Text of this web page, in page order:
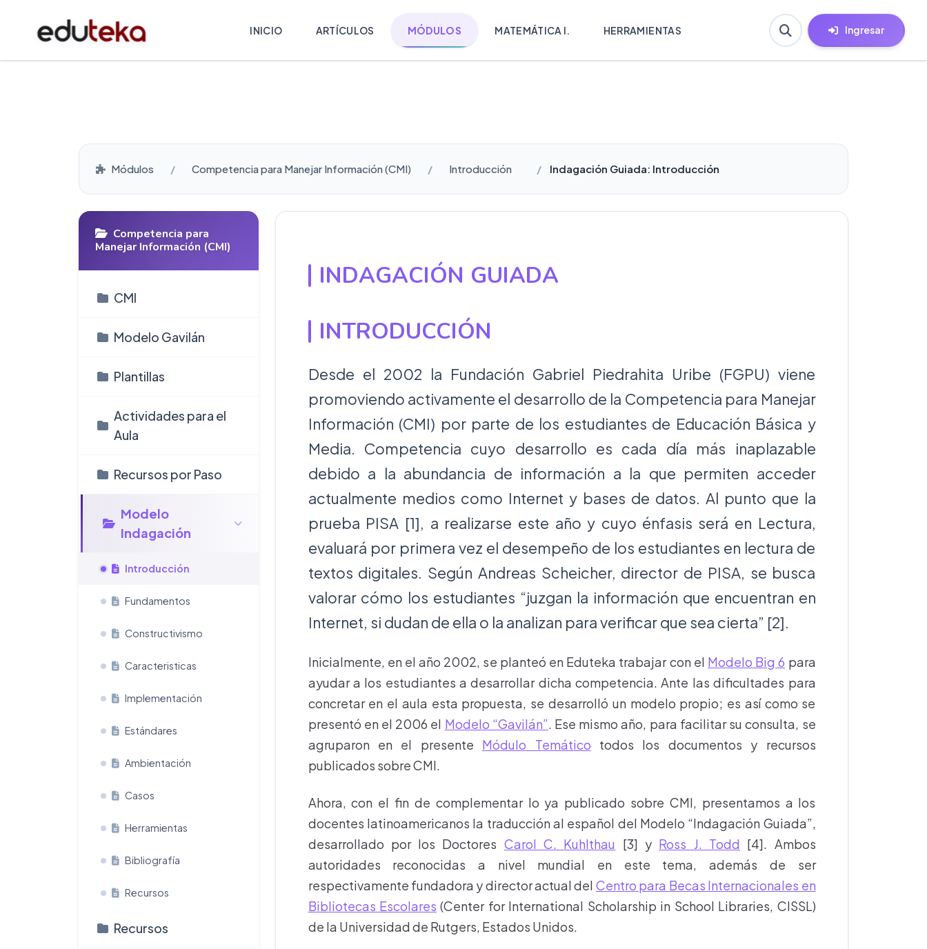
INICIO ARTÍCULOS MÓDULOS MATEMÁTICA I. HERRAMIENTAS Ingresar
Módulos Competencia para Manejar Información (CMI) Introducción Indagación Guiada: Introducción
Competencia para
Manejar Información (CMI)
CMI
Modelo Gavilán
Plantillas
Actividades para el
Aula
Recursos por Paso
Modelo
Indagación
Introducción
Fundamentos
Constructivismo
Caracteristicas
Implementación
Estándares
Ambientación
Casos
Herramientas
Bibliografía
Recursos
Recursos
INDAGACIÓN GUIADA
INTRODUCCIÓN
Desde el 2002 la Fundación Gabriel Piedrahita Uribe (FGPU) viene
promoviendo activamente el desarrollo de la Competencia para Manejar
Información (CMI) por parte de los estudiantes de Educación Básica y
Media. Competencia cuyo desarrollo es cada día más inaplazable
debido a la abundancia de información a la que permiten acceder
actualmente medios como Internet y bases de datos. Al punto que la
prueba PISA [1], a realizarse este año y cuyo énfasis será en Lectura,
evaluará por primera vez el desempeño de los estudiantes en lectura de
textos digitales. Según Andreas Scheicher, director de PISA, se busca
valorar cómo los estudiantes “juzgan la información que encuentran en
Internet, si dudan de ella o la analizan para verificar que sea cierta” [2].
Inicialmente, en el año 2002, se planteó en Eduteka trabajar con el Modelo Big 6 para
ayudar a los estudiantes a desarrollar dicha competencia. Ante las dificultades para
concretar en el aula esta propuesta, se desarrolló un modelo propio; es así como se
presentó en el 2006 el Modelo “Gavilán”. Ese mismo año, para facilitar su consulta, se
agruparon en el presente Módulo Temático todos los documentos y recursos
publicados sobre CMI.
Ahora, con el fin de complementar lo ya publicado sobre CMI, presentamos a los
docentes latinoamericanos la traducción al español del Modelo “Indagación Guiada”,
desarrollado por los Doctores Carol C. Kuhlthau [3] y Ross J. Todd [4]. Ambos
autoridades reconocidas a nivel mundial en este tema, además de ser
respectivamente fundadora y director actual del Centro para Becas Internacionales en
Bibliotecas Escolares (Center for International Scholarship in School Libraries, CISSL)
de la Universidad de Rutgers, Estados Unidos.